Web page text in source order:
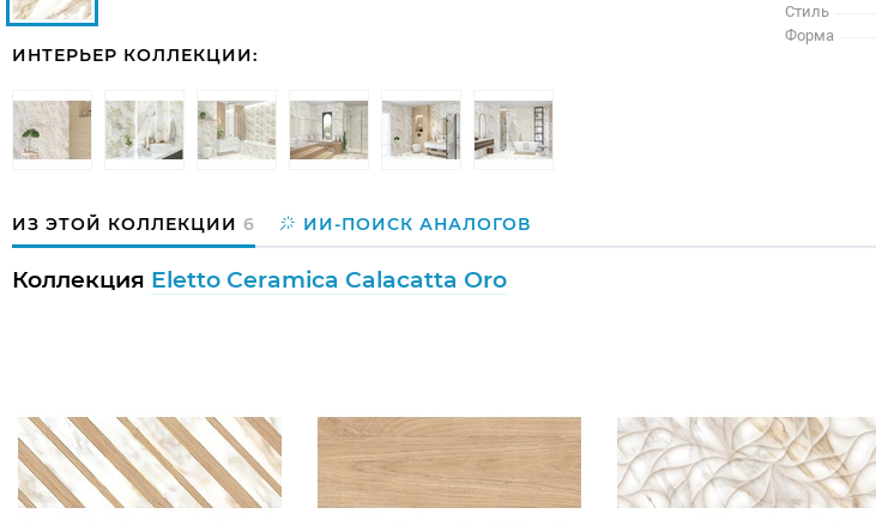
ИНТЕРЬЕР КОЛЛЕКЦИИ:
Стиль
Форма
ИЗ ЭТОЙ КОЛЛЕКЦИИ 6 ИИ-ПОИСК АНАЛОГОВ
Коллекция Eletto Ceramica Calacatta Oro